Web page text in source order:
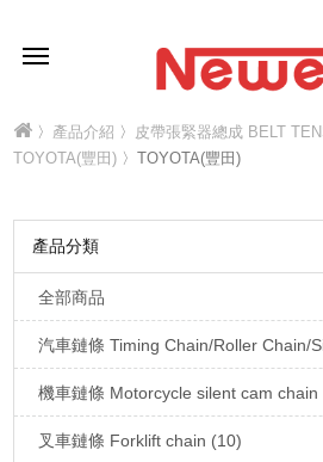
〉 產品介紹 〉 皮帶張緊器總成 BELT
TOYOTA(豐田) 〉TOYOTA(豐田)
產品分類
全部商品
汽車鏈條 Timing Chain/Roller Chain/
機車鏈條 Motorcycle silent cam chain
叉車鏈條 Forklift chain (10)